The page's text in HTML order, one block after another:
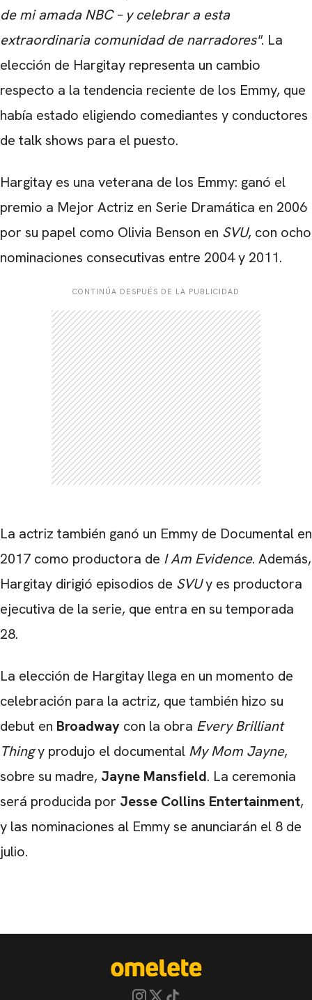
de mi amada NBC – y celebrar a esta
extraordinaria comunidad de narradores". La
elección de Hargitay representa un cambio
respecto a la tendencia reciente de los Emmy, que
había estado eligiendo comediantes y conductores
de talk shows para el puesto.
Hargitay es una veterana de los Emmy: ganó el
premio a Mejor Actriz en Serie Dramática en 2006
por su papel como Olivia Benson en SVU, con ocho
nominaciones consecutivas entre 2004 y 2011.
CONTINÚA DESPUÉS DE LA PUBLICIDAD
La actriz también ganó un Emmy de Documental en
2017 como productora de I Am Evidence. Además,
Hargitay dirigió episodios de SVUy es productora
ejecutiva de la serie, que entra en su temporada
28.
La elección de Hargitay llega en un momento de
celebración para la actriz, que también hizo su
debut en Broadway con la obra Every Brilliant
Thingy produjo el documental My Mom Jayne,
sobre su madre, Jayne Mansfield. La ceremonia
será producida por Jesse Collins Entertainment,
y las nominaciones al Emmy se anunciarán el 8 de
julio.